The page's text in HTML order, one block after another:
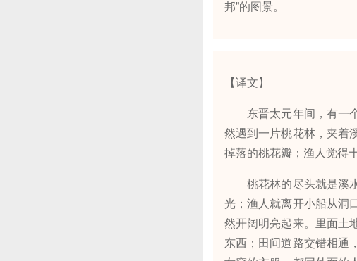
邦”的图景。
【译文】
东晋太元年间，有一个
然遇到一片桃花林，夹着
掉落的桃花瓣；渔人觉得
桃花林的尽头就是溪水
光；渔人就离开小船从洞
然开阔明亮起来。里面土
东西；田间道路交错相通